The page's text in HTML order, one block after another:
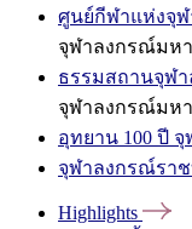
ศูนย์กีฬาแห่งจุ
จุฬาลงกรณ์มห
ธรรมสถานจุฬ
จุฬาลงกรณ์มห
อุทยาน 100 ปี จุ
จุฬาลงกรณ์รา
Highlights